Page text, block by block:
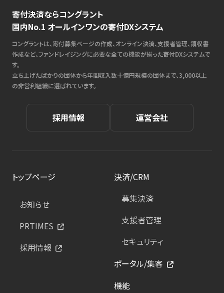
寄付決済ならコングラント
国内No.1 オールインワンの寄付DXシステム
コングラントは、寄付募集ページの作成、オンライン決済、支援者管理、領収書
作成など、ファンドレイジングに必要な全ての機能が揃った寄付DXシステムで
す。
立ち上げたばかりの団体から年間収入数十億円規模の団体まで、3,000以上
の非営利組織に選ばれています。
採用情報 運営会社
トップページ
お知らせ
PRTIMES
採用情報
決済/CRM
募集決済
支援者管理
セキュリティ
ポータル/集客
機能